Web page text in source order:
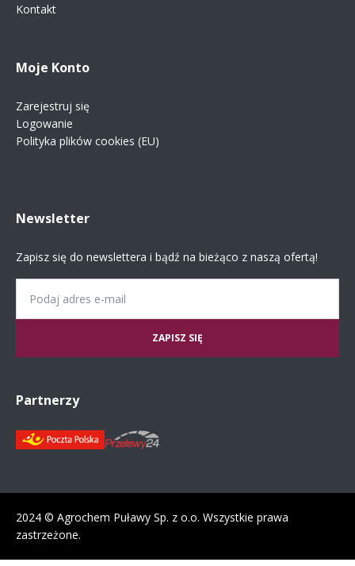
Kontakt
Moje Konto
Zarejestruj się
Logowanie
Polityka plików cookies (EU)
Newsletter
Zapisz się do newslettera i bądź na bieżąco z naszą ofertą!
Partnerzy
2024 © Agrochem Puławy Sp. z o.o. Wszystkie prawa
zastrzeżone.